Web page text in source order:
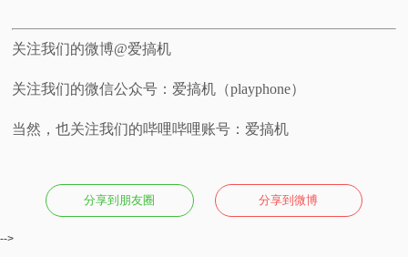
关注我们的微博@爱搞机
关注我们的微信公众号：爱搞机（playphone）
当然，也关注我们的哔哩哔哩账号：爱搞机
分享到朋友圈 分享到微博
-->